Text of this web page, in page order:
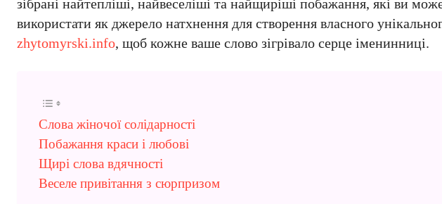
зібрані найтепліші, найвеселіші та найщиріші побажання, які ви
використати як джерело натхнення для створення власного
zhytomyrski.info, щоб кожне ваше слово зігрівало серце іменинниці.
Слова жіночої солідарності
Побажання краси і любові
Щирі слова вдячності
Веселе привітання з сюрпризом